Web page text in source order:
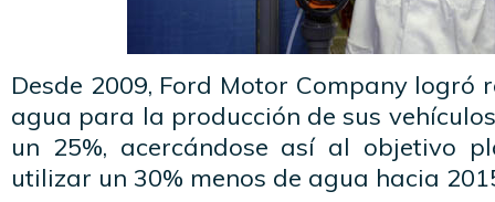
Desde 2009, Ford Motor Company logró
agua para la producción de sus
un 25%, acercándose así al objetivo
utilizar un 30% menos de agua hacia